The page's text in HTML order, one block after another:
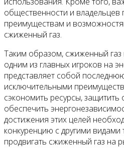
общественности и владельцев
преимуществам и
сжиженный газ.
Таким образом, сжиженный
одним из главных игроков на
представляет собой
исключительными
сэкономить ресурсы,
обеспечить
достижения этих целей
конкуренцию с другими видами
продвигать сжиженный газ на